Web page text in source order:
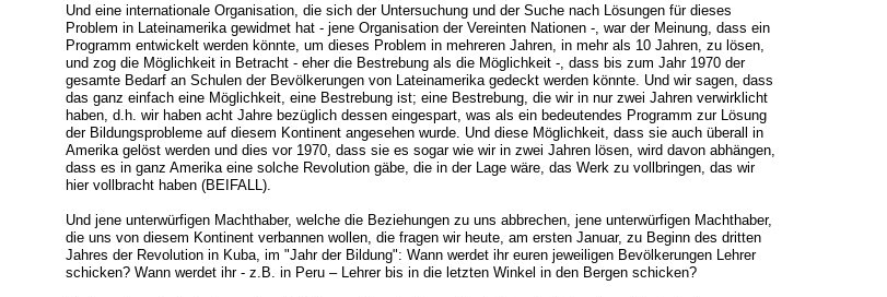
Und eine internationale Organisation, die sich der Untersuchung und der Suche nach Lösungen für dieses
Problem in Lateinamerika gewidmet hat - jene Organisation der Vereinten Nationen -, war der Meinung, dass ein
Programm entwickelt werden könnte, um dieses Problem in mehreren Jahren, in mehr als 10 Jahren, zu lösen,
und zog die Möglichkeit in Betracht - eher die Bestrebung als die Möglichkeit -, dass bis zum Jahr 1970 der
gesamte Bedarf an Schulen der Bevölkerungen von Lateinamerika gedeckt werden könnte. Und wir sagen, dass
das ganz einfach eine Möglichkeit, eine Bestrebung ist; eine Bestrebung, die wir in nur zwei Jahren verwirklicht
haben, d.h. wir haben acht Jahre bezüglich dessen eingespart, was als ein bedeutendes Programm zur Lösung
der Bildungsprobleme auf diesem Kontinent angesehen wurde. Und diese Möglichkeit, dass sie auch überall in
Amerika gelöst werden und dies vor 1970, dass sie es sogar wie wir in zwei Jahren lösen, wird davon abhängen,
dass es in ganz Amerika eine solche Revolution gäbe, die in der Lage wäre, das Werk zu vollbringen, das wir
hier vollbracht haben (BEIFALL).
Und jene unterwürfigen Machthaber, welche die Beziehungen zu uns abbrechen, jene unterwürfigen Machthaber,
die uns von diesem Kontinent verbannen wollen, die fragen wir heute, am ersten Januar, zu Beginn des dritten
Jahres der Revolution in Kuba, im "Jahr der Bildung": Wann werdet ihr euren jeweiligen Bevölkerungen Lehrer
schicken? Wann werdet ihr - z.B. in Peru – Lehrer bis in die letzten Winkel in den Bergen schicken?